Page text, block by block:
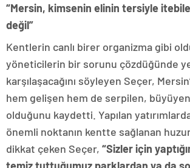
“Mersin, kimsenin elinin tersiyle
değil”
Kentlerin canlı birer organizma gibi
yöneticilerin bir sorunu çözdüğünde
karşılaşacağını söyleyen Seçer,
hem gelişen hem de serpilen,
olduğunu kaydetti. Yapılan
önemli noktanın kentte sağlanan
dikkat çeken Seçer, “Sizler için